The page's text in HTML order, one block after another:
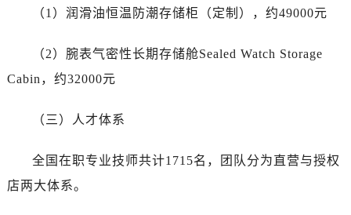
（1）润滑油恒温防潮存储柜（定制），约49000元
（2）腕表气密性长期存储舱Sealed Watch Storage
Cabin，约32000元
（三）人才体系
全国在职专业技师共计1715名，团队分为直营与授权
店两大体系。